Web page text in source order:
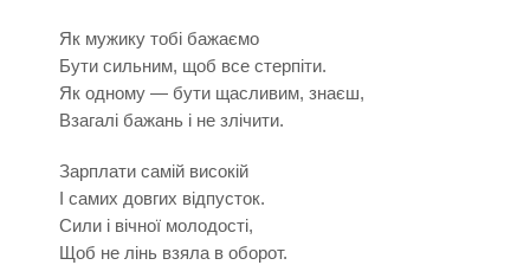
Як мужику тобі бажаємо
Бути сильним, щоб все стерпіти.
Як одному — бути щасливим, знаєш,
Взагалі бажань і не злічити.
Зарплати самій високій
І самих довгих відпусток.
Сили і вічної молодості,
Щоб не лінь взяла в оборот.